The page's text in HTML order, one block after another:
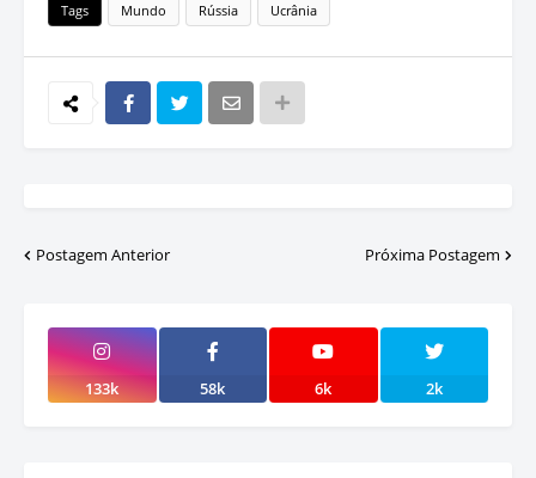
Tags Mundo Rússia Ucrânia
Postagem Anterior Próxima Postagem
133k 58k 6k 2k